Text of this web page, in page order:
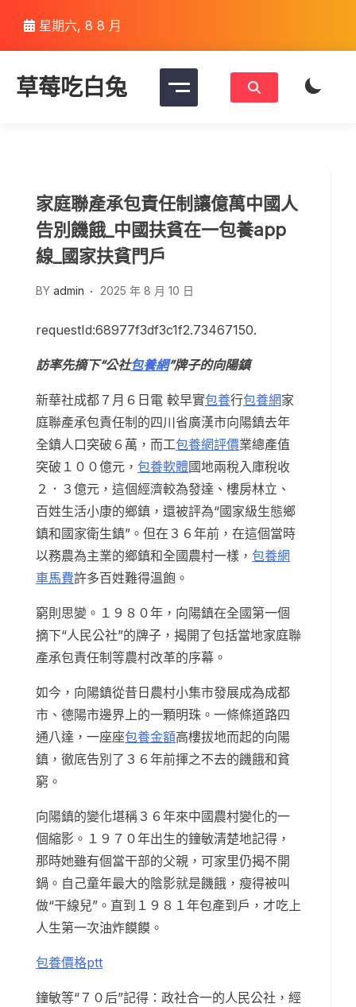
content
星期六, 8 8 月
草莓吃白兔
家庭聯產承包責任制讓億萬中國人
告別饑餓_中國扶貧在一包養app
線_國家扶貧門戶
BY admin 2025 年 8 月 10 日
requestId:68977f3df3c1f2.73467150.
訪率先摘下“公社包養網”牌子的向陽鎮
新華社成都７月６日電 較早實包養行包養網家
庭聯產承包責任制的四川省廣漢市向陽鎮去年
全鎮人口突破６萬，而工包養網評價業總產值
突破１００億元， 包養軟體國地兩稅入庫稅收
２．３億元，這個經濟較為發達、樓房林立、
百姓生活小康的鄉鎮，還被評為“國家級生態鄉
鎮和國家衛生鎮”。但在３６年前，在這個當時
以務農為主業的鄉鎮和全國農村一樣， 包養網
車馬費許多百姓難得溫飽。
窮則思變。１９８０年，向陽鎮在全國第一個
摘下“人民公社”的牌子，揭開了包括當地家庭聯
產承包責任制等農村改革的序幕。
如今，向陽鎮從昔日農村小集市發展成為成都
市、德陽市邊界上的一顆明珠。一條條道路四
通八達，一座座包養金額高樓拔地而起的向陽
鎮，徹底告別了３６年前揮之不去的饑餓和貧
窮。
向陽鎮的變化堪稱３６年來中國農村變化的一
個縮影。１９７０年出生的鐘敏清楚地記得，
那時她雖有個當干部的父親，可家里仍揭不開
鍋。自己童年最大的陰影就是饑餓，瘦得被叫
做“干線兒”。直到１９８１年包產到戶，才吃上
人生第一次油炸饃饃。
包養價格ptt
鐘敏等“７０后”記得：政社合一的人民公社，經